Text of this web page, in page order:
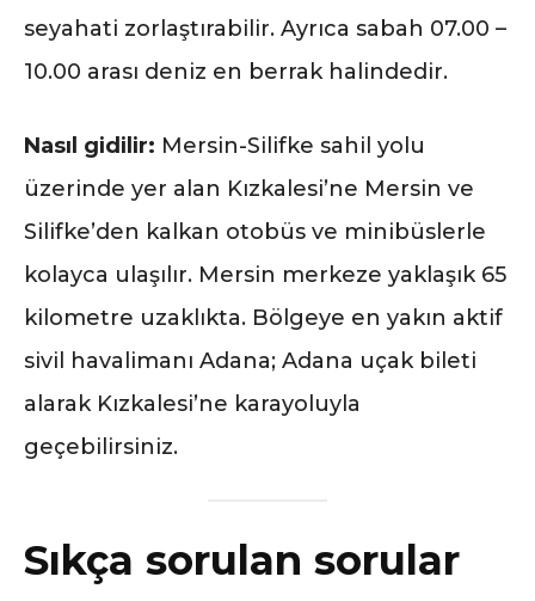
seyahati zorlaştırabilir. Ayrıca sabah 07.00 –
10.00 arası deniz en berrak halindedir.
Nasıl gidilir: Mersin-Silifke sahil yolu
üzerinde yer alan Kızkalesi’ne Mersin ve
Silifke’den kalkan otobüs ve minibüslerle
kolayca ulaşılır. Mersin merkeze yaklaşık 65
kilometre uzaklıkta. Bölgeye en yakın aktif
sivil havalimanı Adana; Adana uçak bileti
alarak Kızkalesi’ne karayoluyla
geçebilirsiniz.
Sıkça sorulan sorular